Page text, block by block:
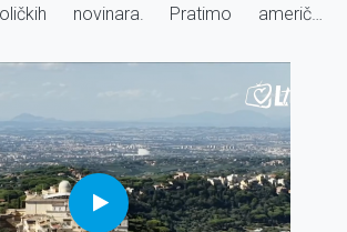
novinara. Pratimo američke
posjete i molitvu.